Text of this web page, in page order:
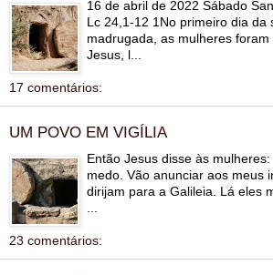
16 de abril de 2022 Sábado
Lc 24,1-12 1No primeiro dia da
madrugada, as mulheres
Jesus, l...
17 comentários:
UM POVO EM VIGÍLIA
Então Jesus disse às mulheres:
medo. Vão anunciar aos meus
dirijam para a Galileia. Lá eles
23 comentários: